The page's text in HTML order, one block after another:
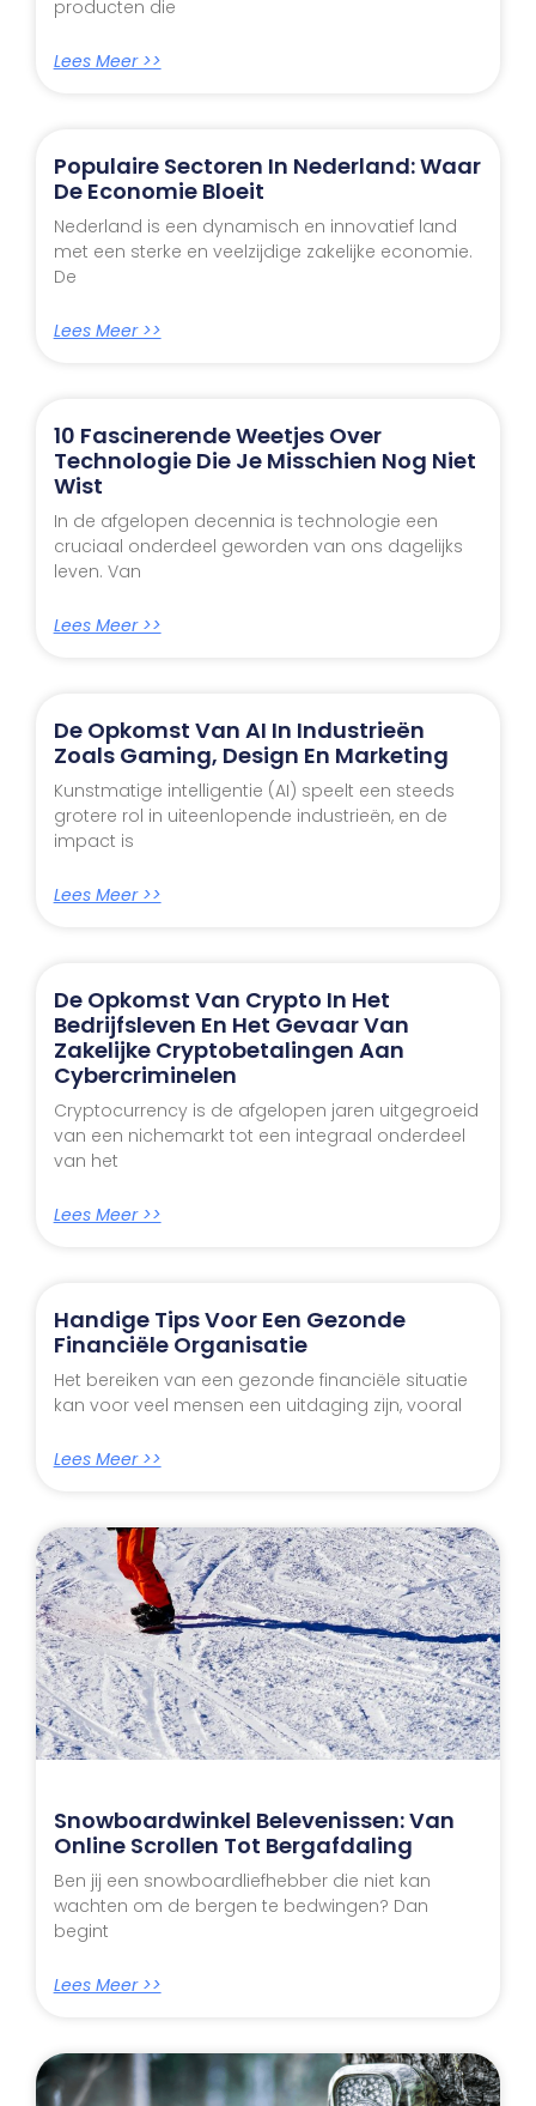
producten die
Lees Meer >>
Populaire Sectoren In Nederland: Waar
De Economie Bloeit
Nederland is een dynamisch en innovatief land
met een sterke en veelzijdige zakelijke economie.
De
Lees Meer >>
10 Fascinerende Weetjes Over
Technologie Die Je Misschien Nog Niet
Wist
In de afgelopen decennia is technologie een
cruciaal onderdeel geworden van ons dagelijks
leven. Van
Lees Meer >>
De Opkomst Van AI In Industrieën
Zoals Gaming, Design En Marketing
Kunstmatige intelligentie (AI) speelt een steeds
grotere rol in uiteenlopende industrieën, en de
impact is
Lees Meer >>
De Opkomst Van Crypto In Het
Bedrijfsleven En Het Gevaar Van
Zakelijke Cryptobetalingen Aan
Cybercriminelen
Cryptocurrency is de afgelopen jaren uitgegroeid
van een nichemarkt tot een integraal onderdeel
van het
Lees Meer >>
Handige Tips Voor Een Gezonde
Financiële Organisatie
Het bereiken van een gezonde financiële situatie
kan voor veel mensen een uitdaging zijn, vooral
Lees Meer >>
Snowboardwinkel Belevenissen: Van
Online Scrollen Tot Bergafdaling
Ben jij een snowboardliefhebber die niet kan
wachten om de bergen te bedwingen? Dan
begint
Lees Meer >>